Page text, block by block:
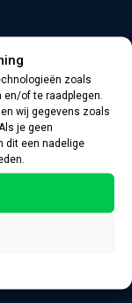
zoals
of te raadplegen.
wij gegevens zoals
je geen
dit een nadelige